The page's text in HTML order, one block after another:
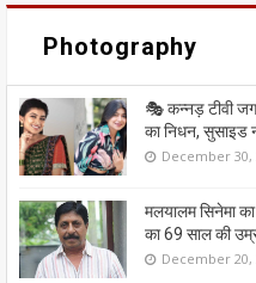
Photography
🎭 कन्नड़ टीवी
का निधन, सुसाइड
December 30,
मलयालम सिनेमा का
का 69 साल की
December 20,